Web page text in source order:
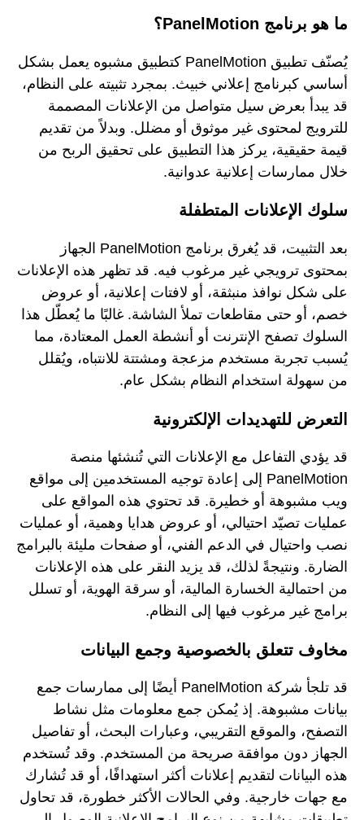
ما هو برنامج PanelMotion؟
يُصنّف تطبيق PanelMotion كتطبيق مشبوه يعمل بشكل
أساسي كبرنامج إعلاني خبيث. بمجرد تثبيته على النظام،
قد يبدأ بعرض سيل متواصل من الإعلانات المصممة
للترويج لمحتوى غير موثوق أو مضلل. وبدلاً من تقديم
قيمة حقيقية، يركز هذا التطبيق على تحقيق الربح من
خلال ممارسات إعلانية عدوانية.
سلوك الإعلانات المتطفلة
بعد التثبيت، قد يُغرق برنامج PanelMotion الجهاز
بمحتوى ترويجي غير مرغوب فيه. قد تظهر هذه الإعلانات
على شكل نوافذ منبثقة، أو لافتات إعلانية، أو عروض
خصم، أو حتى مقاطعات تملأ الشاشة. غالبًا ما يُعطّل هذا
السلوك تصفح الإنترنت أو أنشطة العمل المعتادة، مما
يُسبب تجربة مستخدم مزعجة ومشتتة للانتباه، ويُقلل
من سهولة استخدام النظام بشكل عام.
التعرض للتهديدات الإلكترونية
قد يؤدي التفاعل مع الإعلانات التي تُنشئها منصة
PanelMotion إلى إعادة توجيه المستخدمين إلى مواقع
ويب مشبوهة أو خطيرة. قد تحتوي هذه المواقع على
عمليات تصيّد احتيالي، أو عروض هدايا وهمية، أو عمليات
نصب واحتيال في الدعم الفني، أو صفحات مليئة بالبرامج
الضارة. ونتيجةً لذلك، قد يزيد النقر على هذه الإعلانات
من احتمالية الخسارة المالية، أو سرقة الهوية، أو تسلل
برامج غير مرغوب فيها إلى النظام.
مخاوف تتعلق بالخصوصية وجمع البيانات
قد تلجأ شركة PanelMotion أيضًا إلى ممارسات جمع
بيانات مشبوهة. إذ يُمكن جمع معلومات مثل نشاط
التصفح، والموقع التقريبي، وعبارات البحث، أو تفاصيل
الجهاز دون موافقة صريحة من المستخدم. وقد تُستخدم
هذه البيانات لتقديم إعلانات أكثر استهدافًا، أو قد تُشارك
مع جهات خارجية. وفي الحالات الأكثر خطورة، قد تحاول